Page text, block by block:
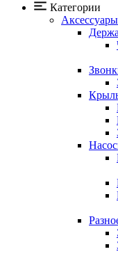
Категории
Аксессуары